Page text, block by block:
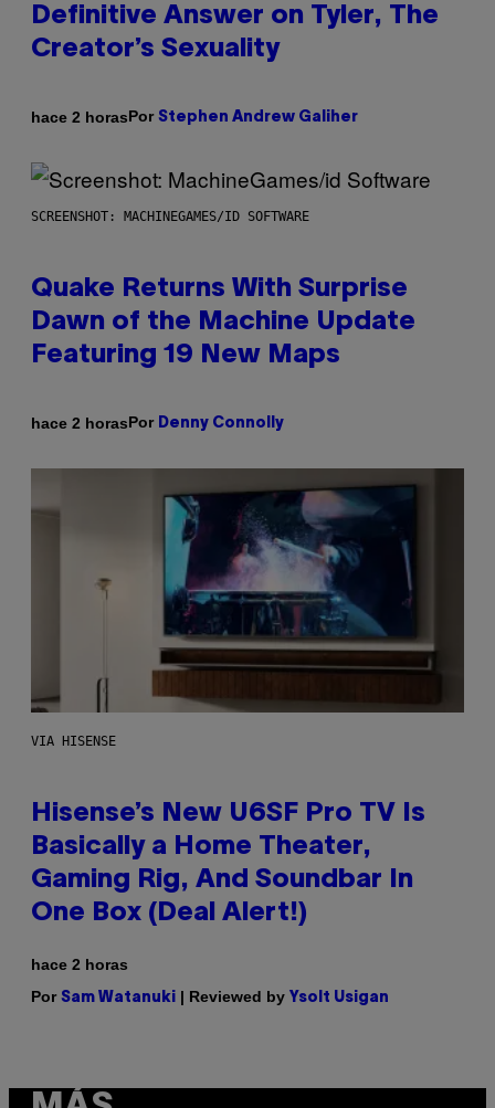
Definitive Answer on Tyler, The
Creator’s Sexuality
hace 2 horasPor Stephen Andrew Galiher
SCREENSHOT: MACHINEGAMES/ID SOFTWARE
Quake Returns With Surprise
Dawn of the Machine Update
Featuring 19 New Maps
hace 2 horasPor Denny Connolly
VIA HISENSE
Hisense’s New U6SF Pro TV Is
Basically a Home Theater,
Gaming Rig, And Soundbar In
One Box (Deal Alert!)
hace 2 horas
Por Sam Watanuki | Reviewed by Ysolt Usigan